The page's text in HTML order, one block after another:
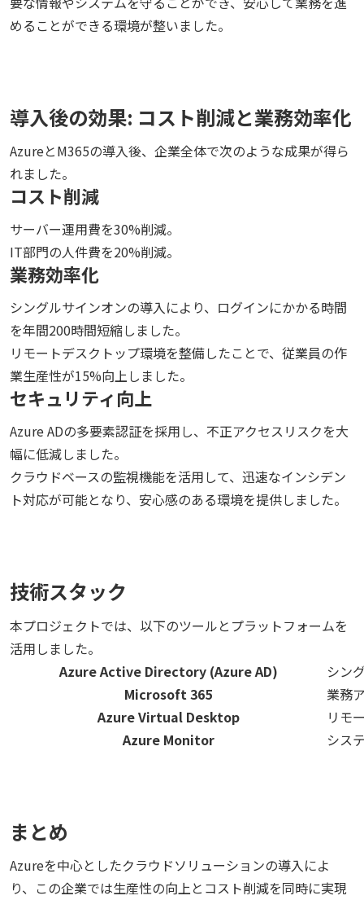
めることができる環境が整いました。
導入後の効果: コスト削減と業務効率化
AzureとM365の導入後、企業全体で次のような成果が得ら
れました。
コスト削減
サーバー運用費を30%削減。
IT部門の人件費を20%削減。
業務効率化
シングルサインオンの導入により、ログインにかかる時間
を年間200時間短縮しました。
リモートデスクトップ環境を整備したことで、従業員の作
業生産性が15%向上しました。
セキュリティ向上
Azure ADの多要素認証を採用し、不正アクセスリスクを大
幅に低減しました。
クラウドベースの監視機能を活用して、迅速なインシデン
ト対応が可能となり、安心感のある環境を提供しました。
技術スタック
本プロジェクトでは、以下のツールとプラットフォームを
活用しました。
Azure Active Directory (Azure AD)
シン
Microsoft 365
業務
Azure Virtual Desktop
リモ
Azure Monitor
シス
まとめ
Azureを中心としたクラウドソリューションの導入によ
り、この企業では生産性の向上とコスト削減を同時に実現